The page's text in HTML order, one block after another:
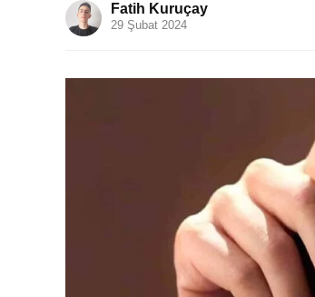
Fatih Kuruçay
29 Şubat 2024